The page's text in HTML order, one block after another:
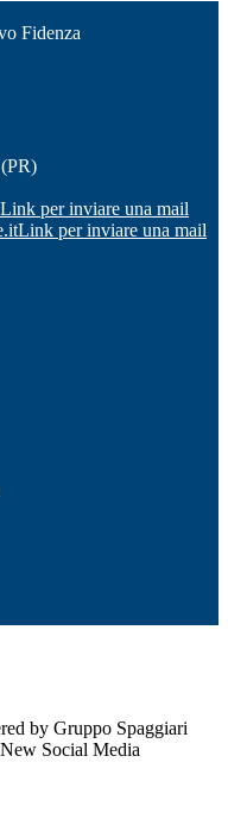
Fidenza
Link per inviare una mail
Link per inviare una mail
by Gruppo Spaggiari
Social Media